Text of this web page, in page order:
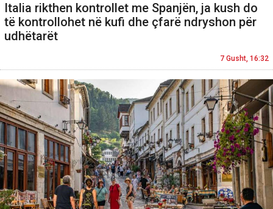
Italia rikthen kontrollet me Spanjën, ja kush do
të kontrollohet në kufi dhe çfarë ndryshon për
udhëtarët
7 Gusht, 16:32